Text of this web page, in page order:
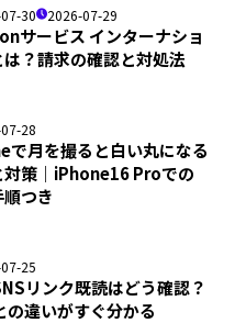
30 2026-07-29
サービス インターナショ
？請求の確認と対処法
28
で月を撮ると白い丸になる
対策｜iPhone16 Proでの
つき
25
リンク既読はどう確認？
の違いがすぐ分かる